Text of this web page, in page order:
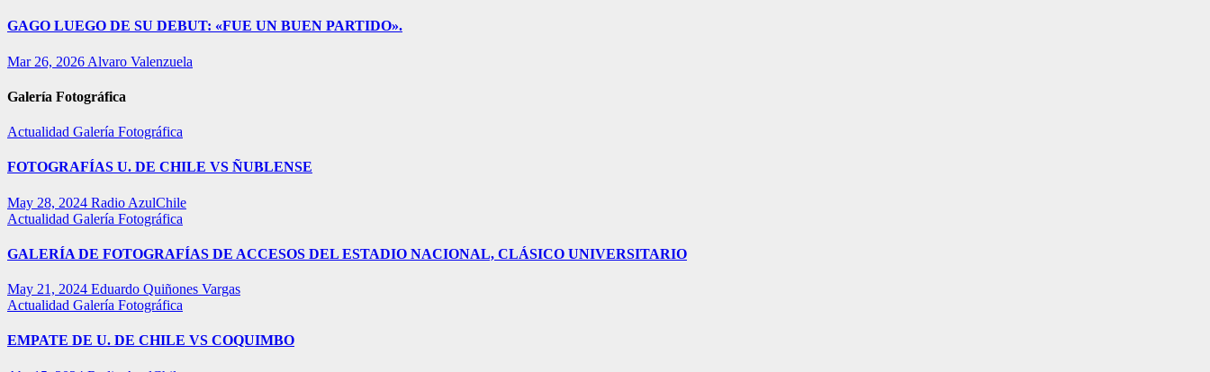
GAGO LUEGO DE SU DEBUT: «FUE UN BUEN PARTIDO».
Mar 26, 2026 Alvaro Valenzuela
Galería Fotográfica
Actualidad Galería Fotográfica
FOTOGRAFÍAS U. DE CHILE VS ÑUBLENSE
May 28, 2024 Radio AzulChile
Actualidad Galería Fotográfica
GALERÍA DE FOTOGRAFÍAS DE ACCESOS DEL ESTADIO NACIONAL, CLÁSICO UNIVERSITARIO
May 21, 2024 Eduardo Quiñones Vargas
Actualidad Galería Fotográfica
EMPATE DE U. DE CHILE VS COQUIMBO